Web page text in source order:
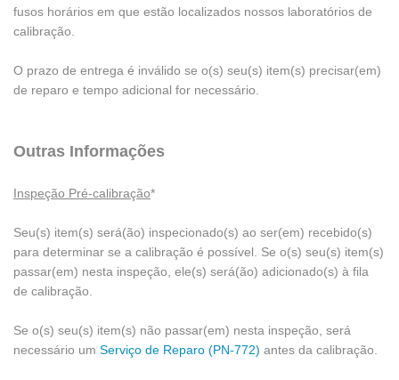
fusos horários em que estão localizados nossos laboratórios de
calibração.
O prazo de entrega é inválido se o(s) seu(s) item(s) precisar(em)
de reparo e tempo adicional for necessário.
Outras Informações
Inspeção Pré-calibração*
Seu(s) item(s) será(ão) inspecionado(s) ao ser(em) recebido(s)
para determinar se a calibração é possível. Se o(s) seu(s) item(s)
passar(em) nesta inspeção, ele(s) será(ão) adicionado(s) à fila
de calibração.
Se o(s) seu(s) item(s) não passar(em) nesta inspeção, será
necessário um Serviço de Reparo (PN-772) antes da calibração.